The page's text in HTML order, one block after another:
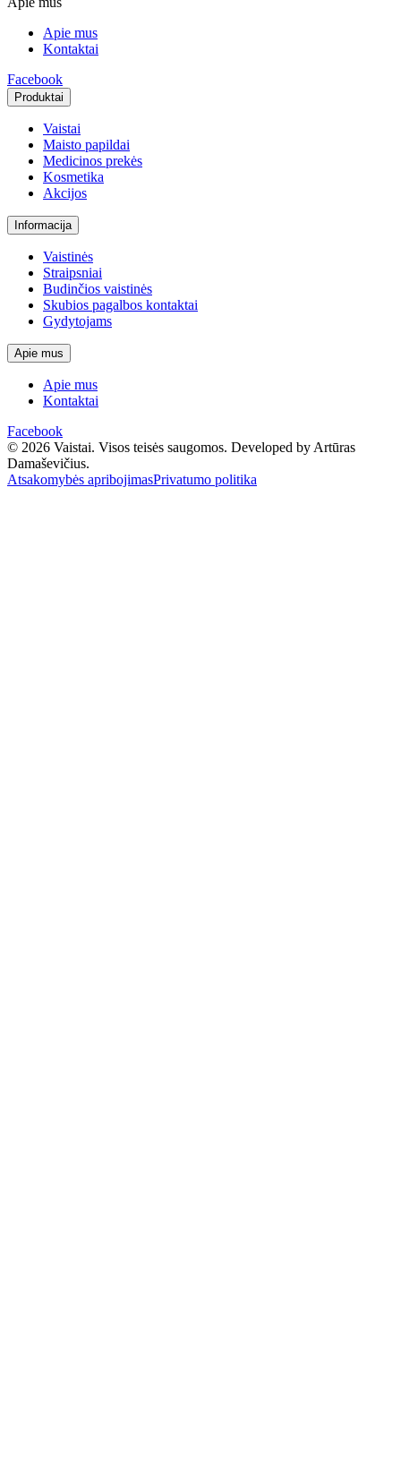
Apie mus
Kontaktai
Facebook
Produktai
Vaistai
Maisto papildai
Medicinos prekės
Kosmetika
Akcijos
Informacija
Vaistinės
Straipsniai
Budinčios vaistinės
Skubios pagalbos kontaktai
Gydytojams
Apie mus
Apie mus
Kontaktai
Facebook
© 2026 Vaistai. Visos teisės saugomos. Developed by Artūras
Damaševičius.
Atsakomybės apribojimasPrivatumo politika